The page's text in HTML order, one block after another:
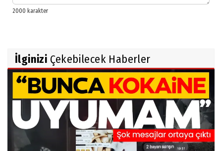
İlginizi Çekebilecek Haberler